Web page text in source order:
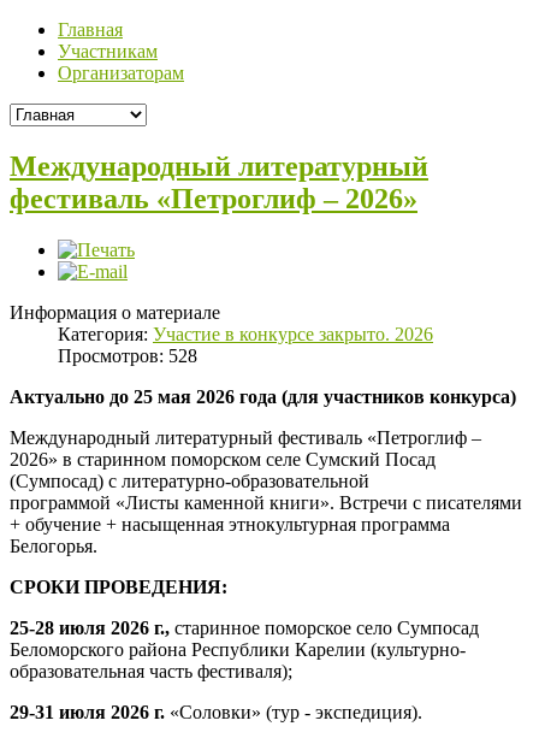
Главная
Участникам
Организаторам
Международный литературный
фестиваль «Петроглиф – 2026»
Информация о материале
Категория: Участие в конкурсе закрыто. 2026
Просмотров: 528
Актуально до 25 мая 2026 года (для участников конкурса)
Международный литературный фестиваль «Петроглиф –
2026» в старинном поморском селе Сумский Посад
(Сумпосад) с литературно-образовательной
программой «Листы каменной книги». Встречи с писателями
+ обучение + насыщенная этнокультурная программа
Белогорья.
СРОКИ ПРОВЕДЕНИЯ:
25-28 июля 2026 г., старинное поморское село Сумпосад
Беломорского района Республики Карелии (культурно-
образовательная часть фестиваля);
29-31 июля 2026 г. «Соловки» (тур - экспедиция).